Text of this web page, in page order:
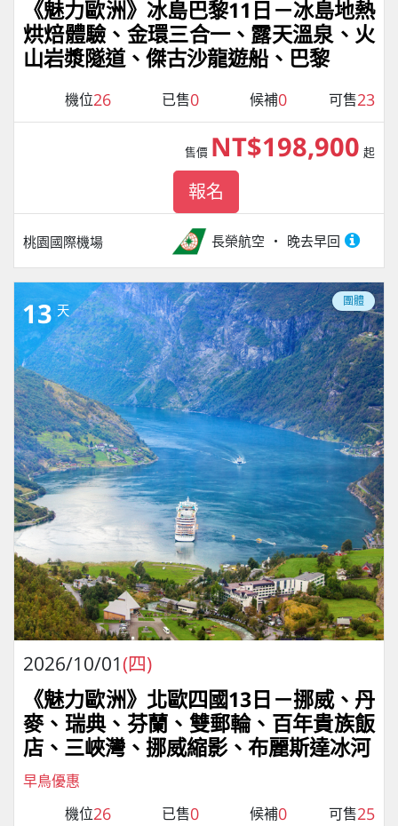
《魅力歐洲》冰島巴黎11日－冰島地熱
烘焙體驗、金環三合一、露天溫泉、火
山岩漿隧道、傑古沙龍遊船、巴黎
機位26 已售0 候補0 可售23
桃園國際機場 長榮航空 晚去早回
售價 NT$198,900 起
報名
13 天
團體
2026/10/01(四)
《魅力歐洲》北歐四國13日－挪威、丹
麥、瑞典、芬蘭、雙郵輪、百年貴族飯
店、三峽灣、挪威縮影、布麗斯達冰河
早鳥優惠
機位26 已售0 候補0 可售25